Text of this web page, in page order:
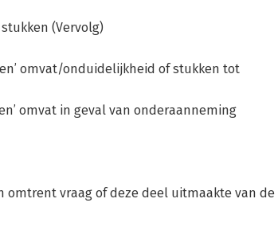
(Vervolg)
omvat/onduidelijkheid of stukken tot
omvat in geval van onderaanneming
omtrent vraag of deze deel uitmaakte van de